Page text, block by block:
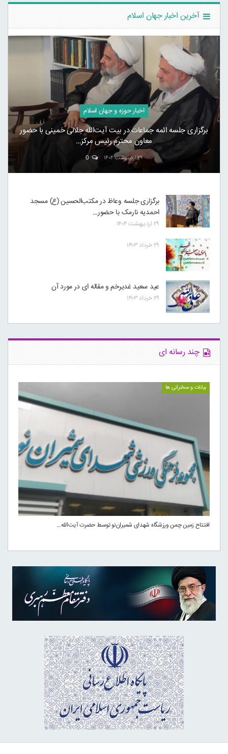
آخرین اخبار جهان اسلام
اخبار حوزه و جهان اسلام
برگزاری جلسه ائمه جماعات در بیت آیت‌الله جلالی خمینی با حضور
معاون محترم رئیس مرکز…
۲۹ اردیبهشت ۱۴۰۴
برگزاری جلسه وعاظ در مکتب‌الحسین (ع) مسجد
احمدیه نارمک با حضور…
۲۹ اردیبهشت ۱۴۰۴
۲۹ خرداد ۱۴۰۳
عید سعید غدیرخم و مقاله ای در مورد آن
۲۹ خرداد ۱۴۰۳
چند رسانه ای
بیانات و سخنرانی ها
افتتاح زمین چمن ورزشگاه شهدای شمیران‌نو توسط حضرت آیت‌الله…